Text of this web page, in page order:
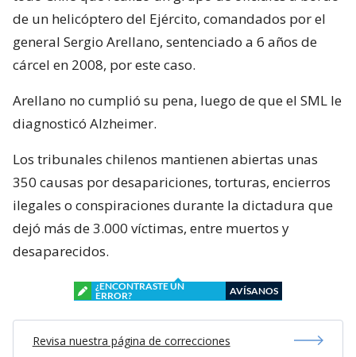
de un helicóptero del Ejército, comandados por el
general Sergio Arellano, sentenciado a 6 años de
cárcel en 2008, por este caso.
Arellano no cumplió su pena, luego de que el SML le
diagnosticó Alzheimer.
Los tribunales chilenos mantienen abiertas unas
350 causas por desapariciones, torturas, encierros
ilegales o conspiraciones durante la dictadura que
dejó más de 3.000 víctimas, entre muertos y
desaparecidos.
¿ENCONTRASTE UN
ERROR?
AVÍSANOS
Revisa nuestra página de correcciones